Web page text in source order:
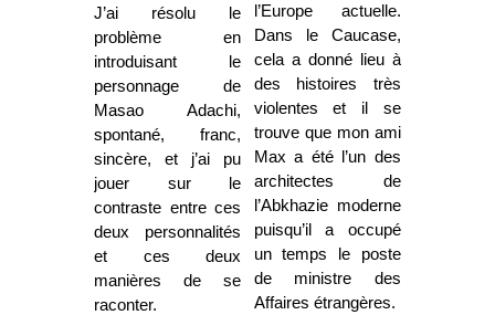
J’ai résolu le
problème en
introduisant le
personnage de
Masao Adachi,
spontané, franc,
sincère, et j’ai pu
jouer sur le
contraste entre ces
deux personnalités
et ces deux
manières de se
raconter.
l’Europe actuelle.
Dans le Caucase,
cela a donné lieu à
des histoires très
violentes et il se
trouve que mon ami
Max a été l’un des
architectes de
l’Abkhazie moderne
puisqu’il a occupé
un temps le poste
de ministre des
Affaires étrangères.